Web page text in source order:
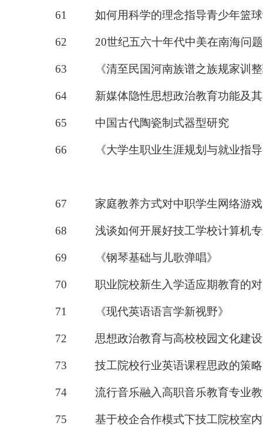
61 如何用科学的理念指导青少年篮
62 20世纪五六十年代中美在南海问
63 《清至民国河南族谱之族规家训
64 新媒体隐性思想政治教育功能及
65 中国古代陶瓷制式器型研究
66 《大学生职业生涯规划与就业指
67 家庭教养方式对中职学生网络游
68 浅谈如何开展好技工学校计算机
69 《钢琴基础与儿歌弹唱》
70 职业院校新生入学适应期教育的
71 《现代英语语言学新视野》
72 思想政治教育与高校校园文化建
73 技工院校行业英语课程思政的策略
74 流行音乐融入高职音乐教育专业
75 基于校企合作模式下技工院校室